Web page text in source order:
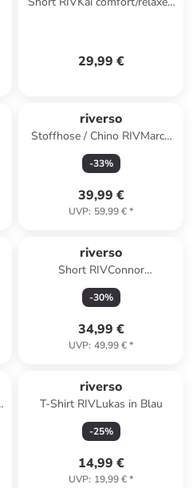
29,99 €
riverso
Stoffhose / Chino RIVMarco
regular/straight in Oliv
-33%
39,99 €
UVP: 59,99 €*
riverso
Short RIVConnor
regular/straight in Schwarz
-30%
34,99 €
UVP: 49,99 €*
riverso
T-Shirt RIVLukas in Blau
-25%
14,99 €
UVP: 19,99 €*